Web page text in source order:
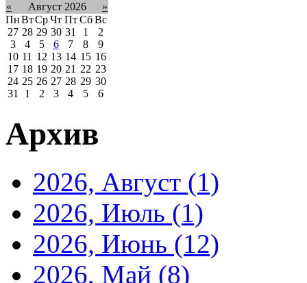
« Август 2026
»
ПнВтСрЧт Пт Сб Вс
27 28 29 30 31 1
2
3
4 5 6 7 8
9
10 11 12 13 14 15 16
17 18 19 20 21 22 23
24 25 26 27 28 29 30
31
1 2 3 4 5 6
Архив
2026, Август (1)
2026, Июль (1)
2026, Июнь (12)
2026, Май (8)